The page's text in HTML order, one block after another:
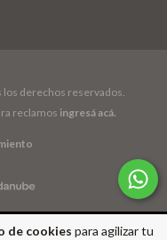
de cookies para agilizar tu
derechos reservados.
reclamos ingresá acá.